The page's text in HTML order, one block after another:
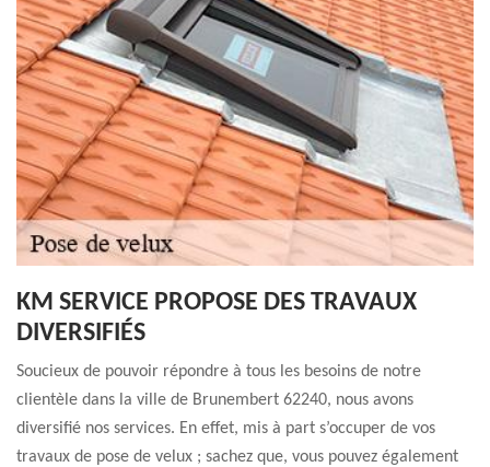
KM SERVICE PROPOSE DES TRAVAUX
DIVERSIFIÉS
Soucieux de pouvoir répondre à tous les besoins de notre
clientèle dans la ville de Brunembert 62240, nous avons
diversifié nos services. En effet, mis à part s’occuper de vos
travaux de pose de velux ; sachez que, vous pouvez également